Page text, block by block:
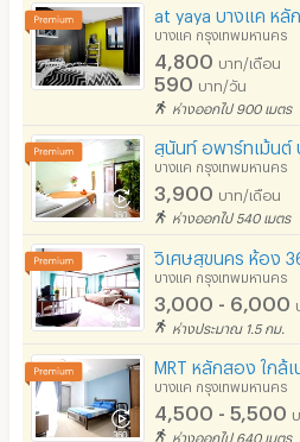
สระว่ายน้ำ
โรงยิม / ฟิตเนส
อินเทอร์เน็ตไร้สาย (WIFI) ในห้อง
เคเบิลทีวี / ดาวเทียม
มีระบบรักษาความปลอดภัย (keycard)
กล้องวงจรปิด (CCTV)
รปภ.
ร้านขายอาหาร
ร้านค้า สะดวกซื้อ
at yaya บางแค หลั
บางแค กรุงเทพมหานคร
4,800 บาท/เดือน
590 บาท/วัน
ห่างออกไป 900 เมตร
บางแค กรุงเทพมหานคร
3,900 บาท/เดือน
ห่างออกไป 540 เมตร
บางแค กรุงเทพมหานคร
3,000 - 6,000
ห่างประมาณ 1.5 กม.
บางแค กรุงเทพมหานคร
4,500 - 5,500
ห่างออกไป 640 เมตร